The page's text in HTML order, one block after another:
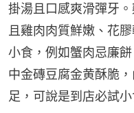
掛湯且口感爽滑彈牙
且雞肉肉質鮮嫩、花
小食，例如蟹肉忌廉
中金磚豆腐金黄酥脆
足，可說是到店必試小